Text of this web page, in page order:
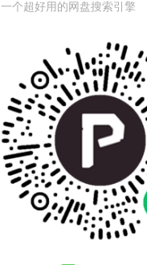
一个超好用的网盘搜索引擎